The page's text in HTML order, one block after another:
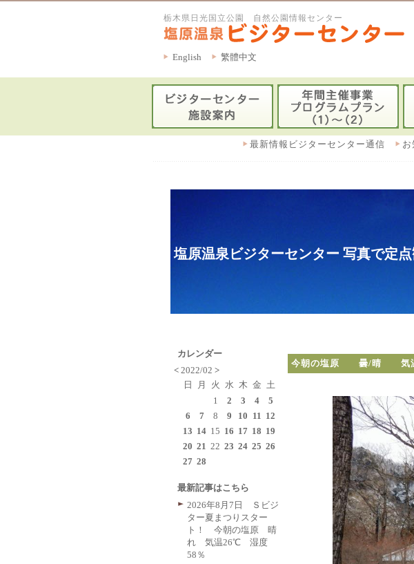
栃木県日光国立公園 自然公園情報センター
English 繁體中文
お
最新情報ビジターセンター通信
塩原温泉ビジターセンター 写真で定点
今朝の塩原 曇/晴 気
カレンダー
< 2022/02 >
日
月 火 水 木 金 土
1
2 3 4
5
6
7 8 9 10 11 12
13 14 15 16 17 18 19
20 21 22 23 24 25 26
27 28
最新記事はこちら
2026年8月7日 Ｓビジ
ター夏まつりスター
ト！ 今朝の塩原 晴
れ 気温26℃ 湿度
58％